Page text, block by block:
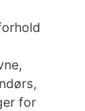
for